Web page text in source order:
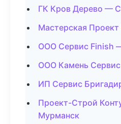
ГК Кров Дерево —
Мастерская
ООО Сервис Finish
ООО Камень
ИП Сервис
Проект-Строй
Мурманск